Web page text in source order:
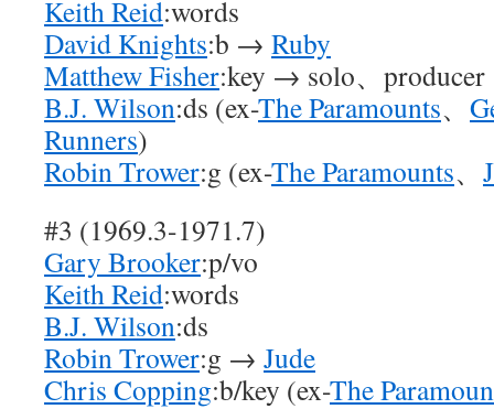
Keith Reid:words
David Knights:b → Ruby
Matthew Fisher:key → solo、producer
B.J. Wilson:ds (ex-The Paramounts、
Runners)
Robin Trower:g (ex-The Paramounts、
#3 (1969.3-1971.7)
Gary Brooker:p/vo
Keith Reid:words
B.J. Wilson:ds
Robin Trower:g → Jude
Chris Copping:b/key (ex-The